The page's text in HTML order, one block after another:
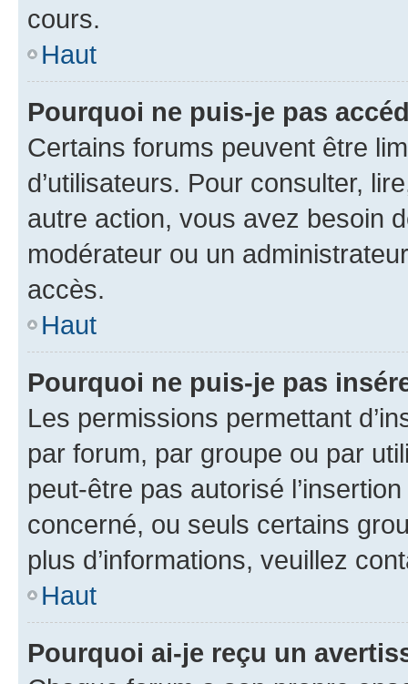
cours.
Haut
Pourquoi ne puis-je pas
Certains forums peuvent être
d’utilisateurs. Pour consulter,
autre action, vous avez besoin
modérateur ou un
accès.
Haut
Pourquoi ne puis-je pas
Les permissions permettant
par forum, par groupe ou par
peut-être pas autorisé
concerné, ou seuls certains
plus d’informations, veuillez
Haut
Pourquoi ai-je reçu un